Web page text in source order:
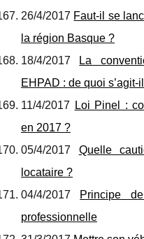
26/4/2017 Faut-il se
la région Basque ?
18/4/2017
La
EHPAD : de quoi s’agit-
11/4/2017
Loi Pinel :
en 2017 ?
05/4/2017 Quelle
locataire ?
04/4/2017
Principe
professionnelle